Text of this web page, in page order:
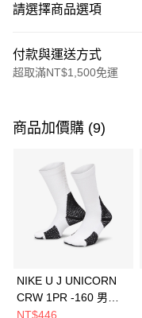
請選擇商品選項
付款與運送方式
超取滿NT$1,500免運
信用卡一次付款
3 期 0 利率 每期
合作金庫商業銀行
華南商業銀行
上海商業儲蓄銀行
Apple Pay
全盈+PAY
商品加價購 (9)
NIKE U J UNICORN
CRW 1PR -160 男女
中統襪 FZ3393100
NT$446